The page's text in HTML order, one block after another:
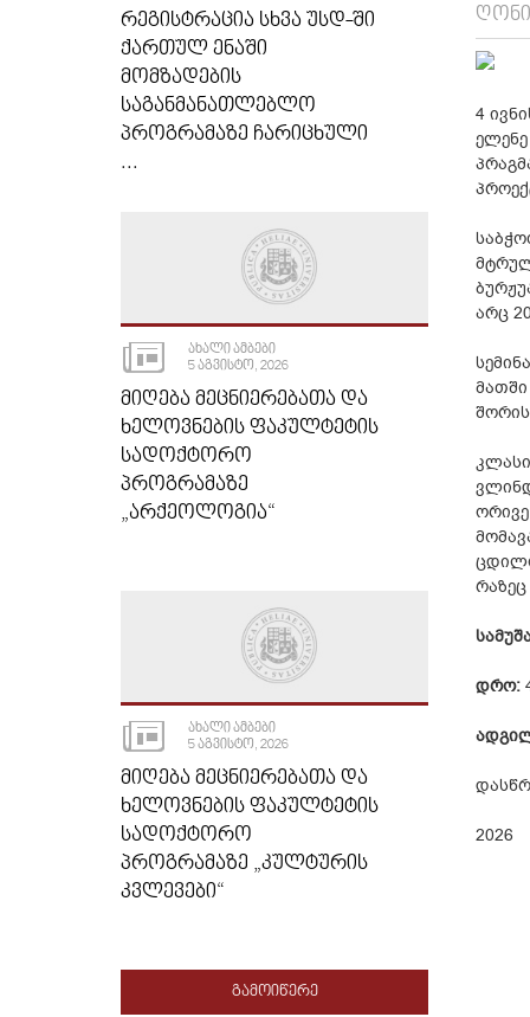
ᲠᲔᲒᲘᲡᲢᲠᲐᲪᲘᲐ ᲡᲮᲕᲐ ᲣᲡᲓ-ᲨᲘ
ᲥᲐᲠᲗᲣᲚ ᲔᲜᲐᲨᲘ
ᲛᲝᲛᲖᲐᲓᲔᲑᲘᲡ
ᲡᲐᲒᲐᲜᲛᲐᲜᲐᲗᲚᲔᲑᲚᲝ
ᲞᲠᲝᲒᲠᲐᲛᲐᲖᲔ ᲩᲐᲠᲘᲪᲮᲣᲚᲘ
...
ᲐᲮᲐᲚᲘ ᲐᲛᲑᲔᲑᲘ
5 ᲐᲒᲕᲘᲡᲢᲝ, 2026
ᲛᲘᲦᲔᲑᲐ ᲛᲔᲪᲜᲘᲔᲠᲔᲑᲐᲗᲐ ᲓᲐ
ᲮᲔᲚᲝᲕᲜᲔᲑᲘᲡ ᲤᲐᲙᲣᲚᲢᲔᲢᲘᲡ
ᲡᲐᲓᲝᲥᲢᲝᲠᲝ
ᲞᲠᲝᲒᲠᲐᲛᲐᲖᲔ
„ᲐᲠᲥᲔᲝᲚᲝᲒᲘᲐ“
ᲐᲮᲐᲚᲘ ᲐᲛᲑᲔᲑᲘ
5 ᲐᲒᲕᲘᲡᲢᲝ, 2026
ᲛᲘᲦᲔᲑᲐ ᲛᲔᲪᲜᲘᲔᲠᲔᲑᲐᲗᲐ ᲓᲐ
ᲮᲔᲚᲝᲕᲜᲔᲑᲘᲡ ᲤᲐᲙᲣᲚᲢᲔᲢᲘᲡ
ᲡᲐᲓᲝᲥᲢᲝᲠᲝ
ᲞᲠᲝᲒᲠᲐᲛᲐᲖᲔ „ᲙᲣᲚᲢᲣᲠᲘᲡ
ᲙᲕᲚᲔᲕᲔᲑᲘ“
ᲒᲐᲛᲝᲘᲬᲔᲠᲔ
4
არც
დრო:
2026